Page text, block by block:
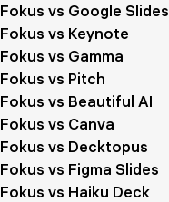
Fokus vs Google Slides
Fokus vs Keynote
Fokus vs Gamma
Fokus vs Pitch
Fokus vs Beautiful AI
Fokus vs Canva
Fokus vs Decktopus
Fokus vs Figma Slides
Fokus vs Haiku Deck